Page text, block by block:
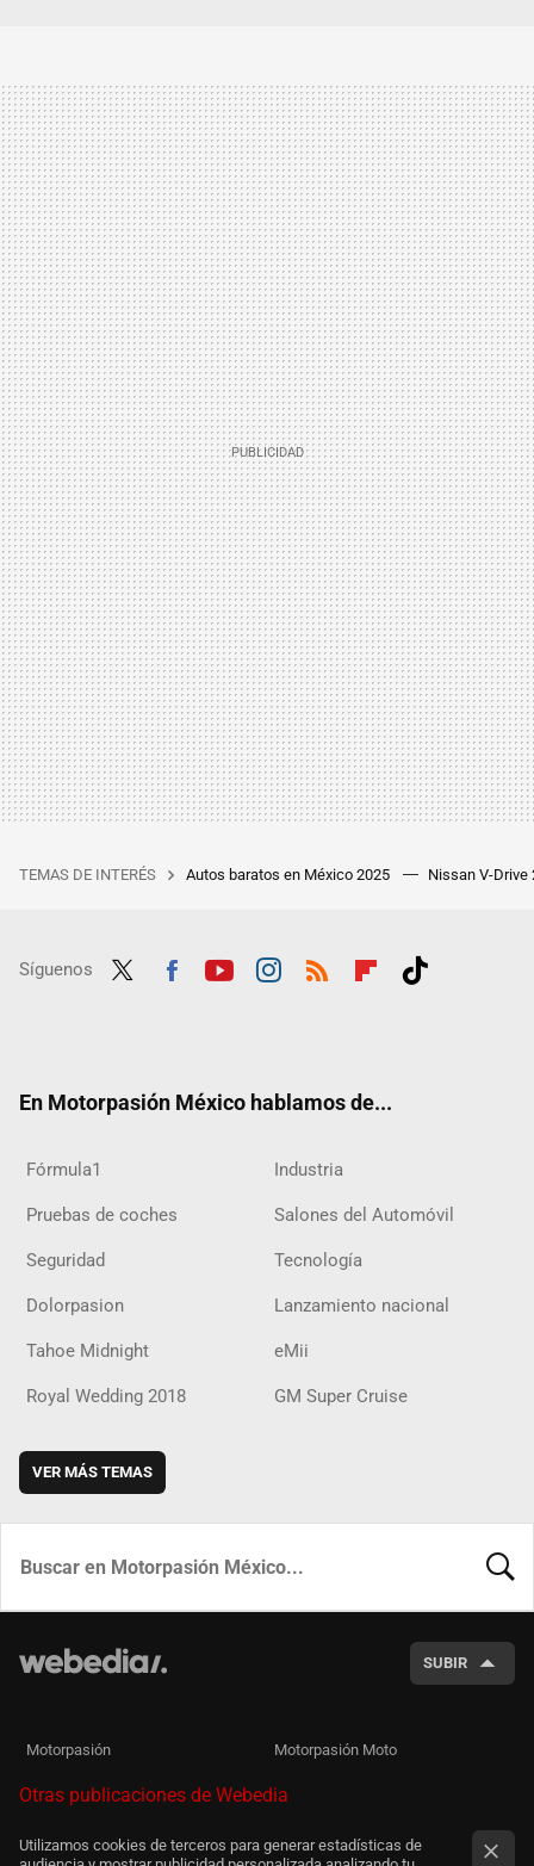
TEMAS DE INTERÉS Autos baratos en México 2025 Nissan V-Drive
Síguenos
En Motorpasión México hablamos de...
Fórmula1 Industria
Pruebas de coches Salones del Automóvil
Seguridad Tecnología
Dolorpasion Lanzamiento nacional
Tahoe Midnight eMii
Royal Wedding 2018 GM Super Cruise
VER MÁS TEMAS
SUBIR
Motorpasión Motorpasión Moto
Otras publicaciones de Webedia
Utilizamos cookies de terceros para generar estadísticas de